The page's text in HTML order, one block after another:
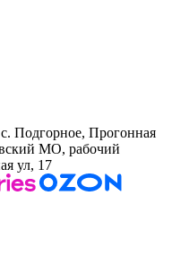
Подгорное, Прогонная
МО, рабочий
ул, 17